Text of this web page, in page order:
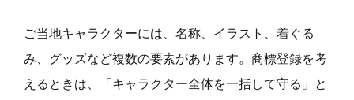
ご当地キャラクターには、名称、イラスト、着ぐる
み、グッズなど複数の要素があります。商標登録を考
えるときは、「キャラクター全体を一括して守る」と